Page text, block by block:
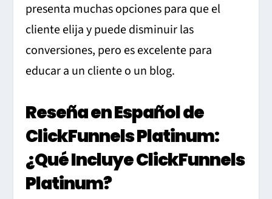
presenta muchas opciones para que el
cliente elija y puede disminuir las
conversiones, pero es excelente para
educar a un cliente o un blog.
Reseña en Español de
ClickFunnels Platinum:
¿Qué Incluye ClickFunnels
Platinum?